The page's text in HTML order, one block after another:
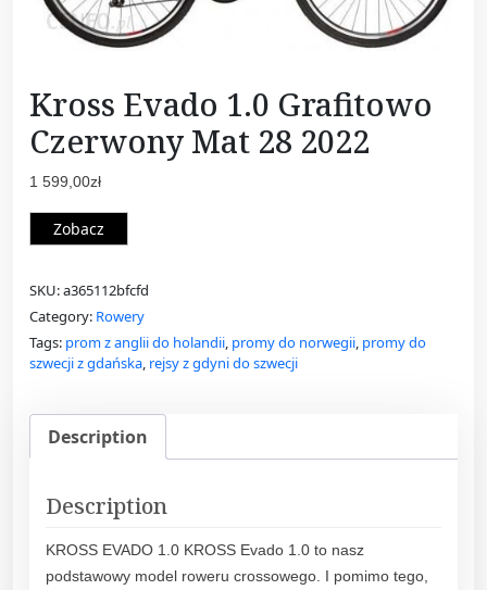
Kross Evado 1.0 Grafitowo
Czerwony Mat 28 2022
1 599,00zł
Zobacz
SKU:a365112bfcfd
Category: Rowery
Tags: prom z anglii do holandii, promy do norwegii, promy do
szwecji z gdańska, rejsy z gdyni do szwecji
Description
Description
KROSS EVADO 1.0 KROSS Evado 1.0 to nasz
podstawowy model roweru crossowego. I pomimo tego,